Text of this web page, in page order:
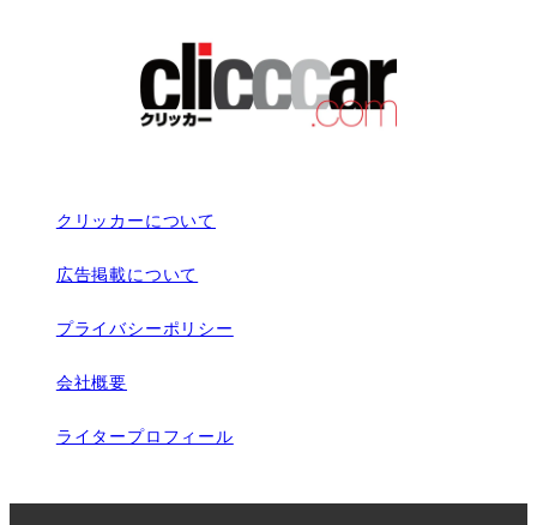
クリッカーについて
広告掲載について
プライバシーポリシー
会社概要
ライタープロフィール